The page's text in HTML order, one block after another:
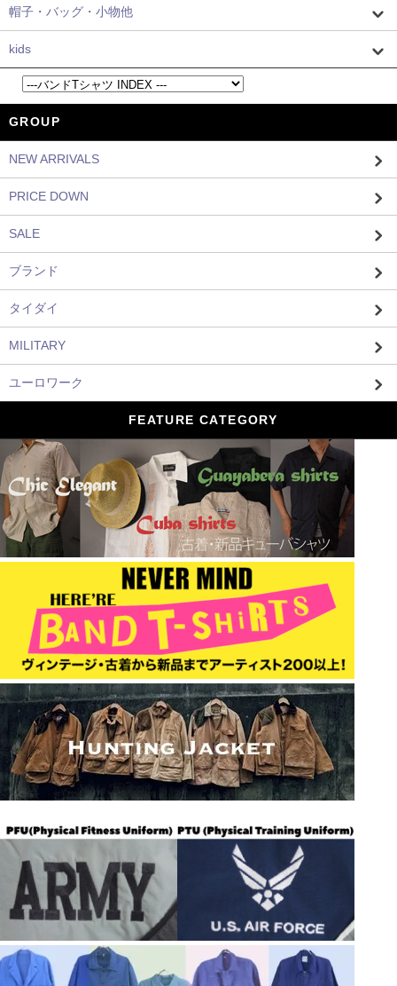
帽子・バッグ・小物他
kids
GROUP
NEW ARRIVALS
PRICE DOWN
SALE
ブランド
タイダイ
MILITARY
ユーロワーク
FEATURE CATEGORY